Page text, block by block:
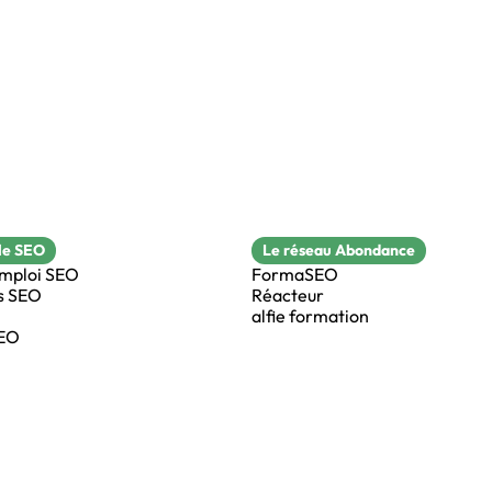
SEO
SEO
SEO
Le réseau Abondance
FormaSEO
Réacteur
alfie formation